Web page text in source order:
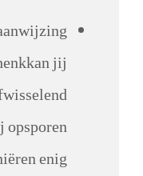
jij
opsporen
enig